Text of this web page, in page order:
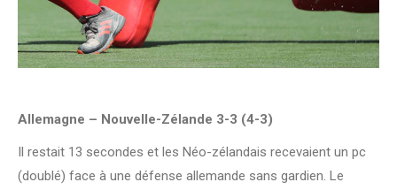
Allemagne – Nouvelle-Zélande 3-3 (4-3)
Il restait 13 secondes et les Néo-zélandais recevaient un pc
(doublé) face à une défense allemande sans gardien. Le